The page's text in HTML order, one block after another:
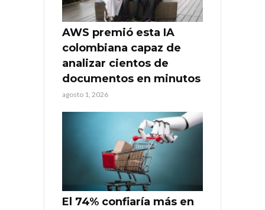
AWS premió esta IA
colombiana capaz de
analizar cientos de
documentos en minutos
agosto 1, 2026
El 74% confiaría más en